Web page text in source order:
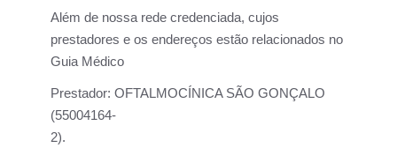
Além de nossa rede credenciada, cujos
prestadores e os endereços estão relacionados no
Guia Médico
Prestador: OFTALMOCÍNICA SÃO GONÇALO
(55004164-
2).